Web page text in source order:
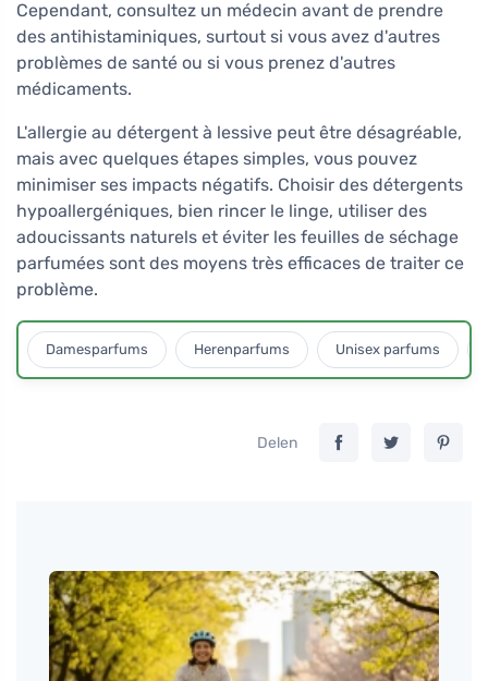
Cependant, consultez un médecin avant de prendre
des antihistaminiques, surtout si vous avez d'autres
problèmes de santé ou si vous prenez d'autres
médicaments.
L'allergie au détergent à lessive peut être désagréable,
mais avec quelques étapes simples, vous pouvez
minimiser ses impacts négatifs. Choisir des détergents
hypoallergéniques, bien rincer le linge, utiliser des
adoucissants naturels et éviter les feuilles de séchage
parfumées sont des moyens très efficaces de traiter ce
problème.
Damesparfums Herenparfums Unisex parfums
Delen